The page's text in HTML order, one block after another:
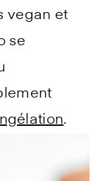
vegan et
se
.